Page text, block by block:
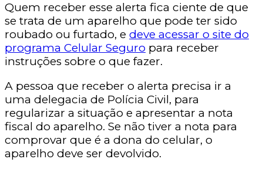
Quem receber esse alerta fica ciente de que
se trata de um aparelho que pode ter sido
roubado ou furtado, e deve acessar o site do
programa Celular Seguro para receber
instruções sobre o que fazer.
A pessoa que receber o alerta precisa ir a
uma delegacia de Polícia Civil, para
regularizar a situação e apresentar a nota
fiscal do aparelho. Se não tiver a nota para
comprovar que é a dona do celular, o
aparelho deve ser devolvido.